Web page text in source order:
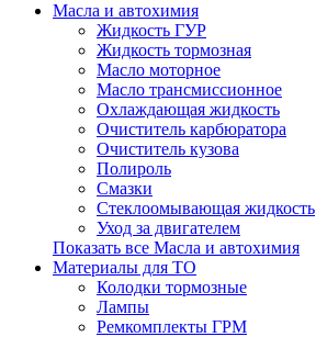
Масла и автохимия
Жидкость ГУР
Жидкость тормозная
Масло моторное
Масло трансмиссионное
Охлаждающая жидкость
Очиститель карбюратора
Очиститель кузова
Полироль
Смазки
Стеклоомывающая жидкость
Уход за двигателем
Показать все Масла и автохимия
Материалы для ТО
Колодки тормозные
Лампы
Ремкомплекты ГРМ